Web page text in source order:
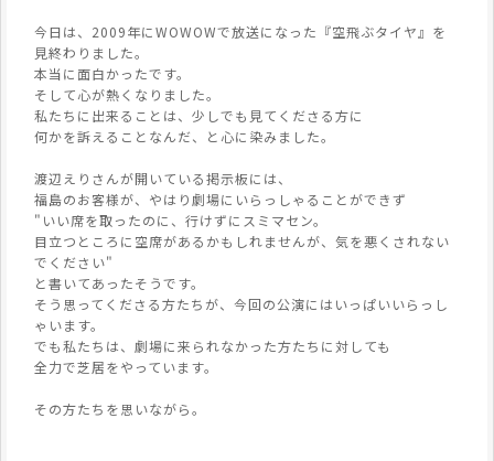
今日は、2009年にWOWOWで放送になった『空飛ぶタイヤ』を
見終わりました。
本当に面白かったです。
そして心が熱くなりました。
私たちに出来ることは、少しでも見てくださる方に
何かを訴えることなんだ、と心に染みました。
渡辺えりさんが開いている掲示板には、
福島のお客様が、やはり劇場にいらっしゃることができず
"いい席を取ったのに、行けずにスミマセン。
目立つところに空席があるかもしれませんが、気を悪くされない
でください"
と書いてあったそうです。
そう思ってくださる方たちが、今回の公演にはいっぱいいらっし
ゃいます。
でも私たちは、劇場に来られなかった方たちに対しても
全力で芝居をやっています。
その方たちを思いながら。